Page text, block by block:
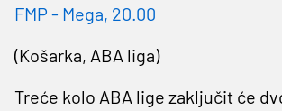
FMP - Mega, 20.00
(Košarka, ABA liga)
Treće kolo ABA lige zaključit će